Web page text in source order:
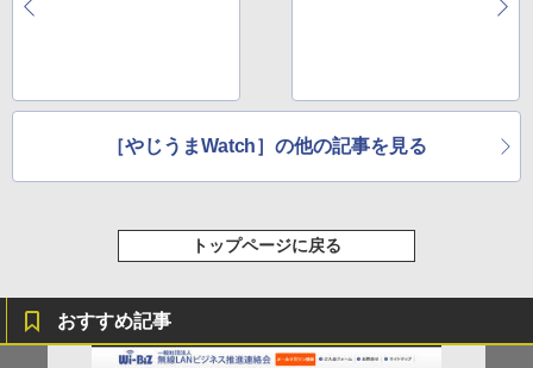
［やじうまWatch］の他の記事を見る
トップページに戻る
おすすめ記事